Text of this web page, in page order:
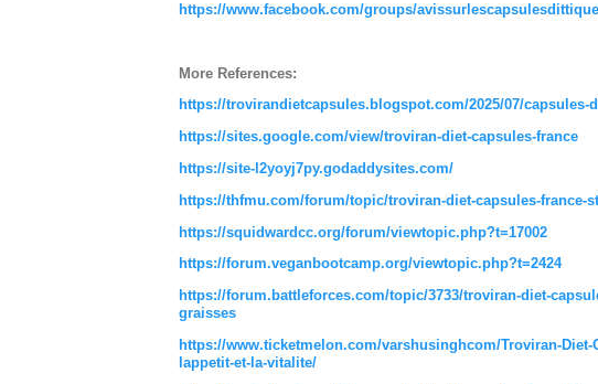
https://www.facebook.com/groups/
More References:
https://trovirandietcapsules.blogspot.com/2025/07/capsules-
https://sites.google.com/view/troviran-diet-capsules-france
https://site-l2yoyj7py.godaddysites.com/
https://thfmu.com/forum/topic/troviran-diet-capsules-france-
https://squidwardcc.org/forum/viewtopic.php?t=17002
https://forum.veganbootcamp.org/viewtopic.php?t=2424
https://forum.battleforces.com/topic/3733/troviran-diet-
graisses
https://www.ticketmelon.com/varshusinghcom/Troviran-
lappetit-et-la-vitalite/